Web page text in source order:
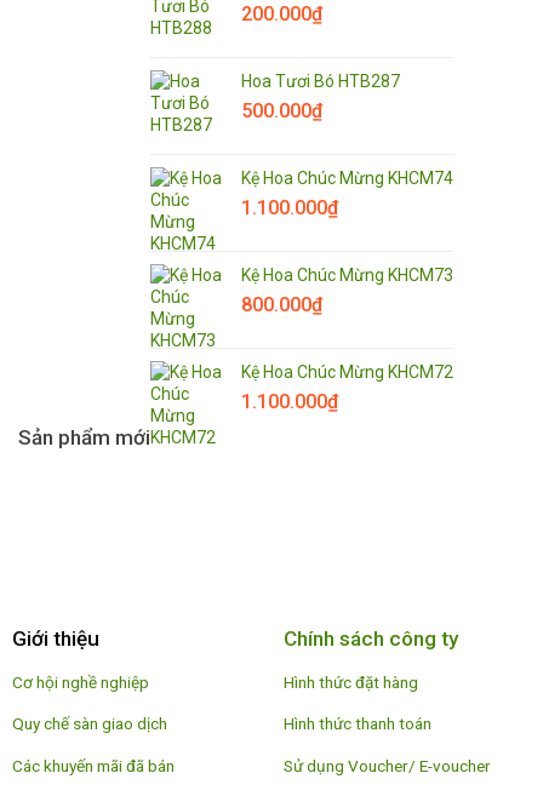
Sản phẩm mới
200.000₫
Hoa Tươi Bó HTB287
500.000₫
Kệ Hoa Chúc Mừng KHCM74
1.100.000₫
Kệ Hoa Chúc Mừng KHCM73
800.000₫
Kệ Hoa Chúc Mừng KHCM72
1.100.000₫
Giới thiệu
Cơ hội nghề nghiệp
Quy chế sàn giao dịch
Các khuyến mãi đã bán
Chính sách công ty
Hình thức đặt hàng
Hình thức thanh toán
Sử dụng Voucher/ E-voucher